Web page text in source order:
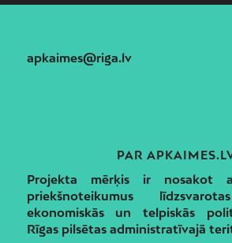
apkaimes@riga.lv
PAR
Projekta mērķis ir nosakot
priekšnoteikumus
ekonomiskās un telpiskās
Rīgas pilsētas administratīvajā